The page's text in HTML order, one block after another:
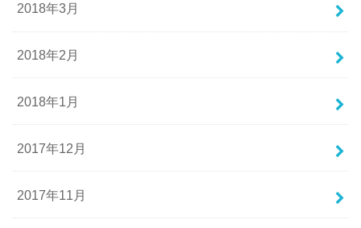
2018年3月
2018年2月
2018年1月
2017年12月
2017年11月